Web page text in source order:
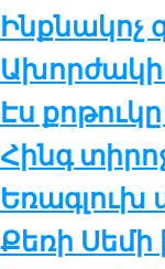
Ախոր­ժա­կի
Էս
Հինգ
Եռագ­լուխ
Քե­ռի